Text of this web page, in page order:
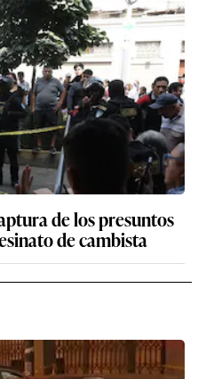
de los presuntos
de cambista